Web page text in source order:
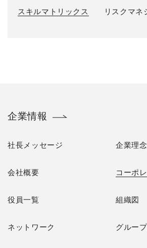
スキルマトリックス リスクマネ
企業情報
社長メッセージ 企業理念
会社概要 コーポ
役員一覧 組織図
ネットワーク グルー